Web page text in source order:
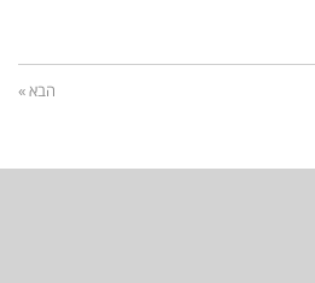
הבא »